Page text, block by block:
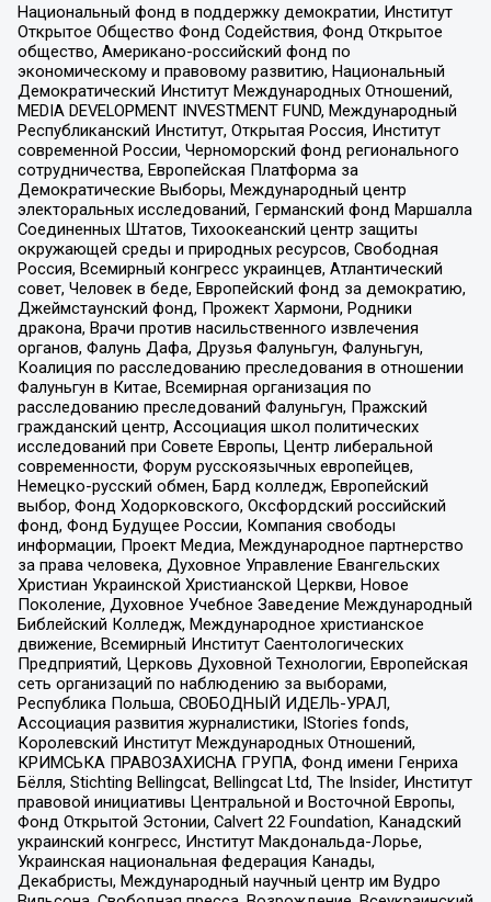
Национальный фонд в поддержку демократии, Институт
Открытое Общество Фонд Содействия, Фонд Открытое
общество, Американо-российский фонд по
экономическому и правовому развитию, Национальный
Демократический Институт Международных Отношений,
MEDIA DEVELOPMENT INVESTMENT FUND, Международный
Республиканский Институт, Открытая Россия, Институт
современной России, Черноморский фонд регионального
сотрудничества, Европейская Платформа за
Демократические Выборы, Международный центр
электоральных исследований, Германский фонд Маршалла
Соединенных Штатов, Тихоокеанский центр защиты
окружающей среды и природных ресурсов, Свободная
Россия, Всемирный конгресс украинцев, Атлантический
совет, Человек в беде, Европейский фонд за демократию,
Джеймстаунский фонд, Прожект Хармони, Родники
дракона, Врачи против насильственного извлечения
органов, Фалунь Дафа, Друзья Фалуньгун, Фалуньгун,
Коалиция по расследованию преследования в отношении
Фалуньгун в Китае, Всемирная организация по
расследованию преследований Фалуньгун, Пражский
гражданский центр, Ассоциация школ политических
исследований при Совете Европы, Центр либеральной
современности, Форум русскоязычных европейцев,
Немецко-русский обмен, Бард колледж, Европейский
выбор, Фонд Ходорковского, Оксфордский российский
фонд, Фонд Будущее России, Компания свободы
информации, Проект Медиа, Международное партнерство
за права человека, Духовное Управление Евангельских
Христиан Украинской Христианской Церкви, Новое
Поколение, Духовное Учебное Заведение Международный
Библейский Колледж, Международное христианское
движение, Всемирный Институт Саентологических
Предприятий, Церковь Духовной Технологии, Европейская
сеть организаций по наблюдению за выборами,
Республика Польша, СВОБОДНЫЙ ИДЕЛЬ-УРАЛ,
Ассоциация развития журналистики, IStories fonds,
Королевский Институт Международных Отношений,
КРИМСЬКА ПРАВОЗАХИСНА ГРУПА, Фонд имени Генриха
Бёлля, Stichting Bellingcat, Bellingcat Ltd, The Insider, Институт
правовой инициативы Центральной и Восточной Европы,
Фонд Открытой Эстонии, Calvert 22 Foundation, Канадский
украинский конгресс, Институт Макдональда-Лорье,
Украинская национальная федерация Канады,
Декабристы, Международный научный центр им Вудро